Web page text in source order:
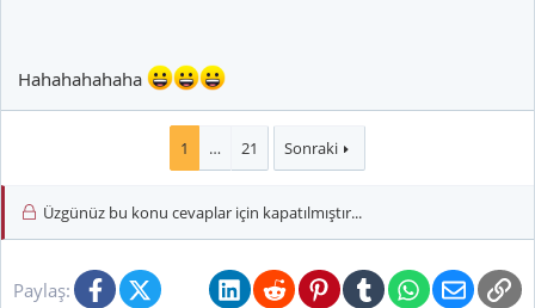
Hahahahahaha
1 … 21 Sonraki
Üzgünüz bu konu cevaplar için kapatılmıştır...
Paylaş: FacebookX (Twitter)BlueskyLinkedInRedditPinterestTumblrWhatsApp
E-posta